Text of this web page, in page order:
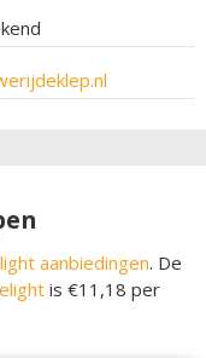
aanbiedingen. De
is €11,18 per